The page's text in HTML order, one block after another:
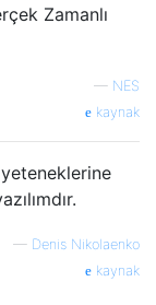
Zamanlı
— NES
kaynak
yeteneklerine
— Denis Nikolaenko
kaynak